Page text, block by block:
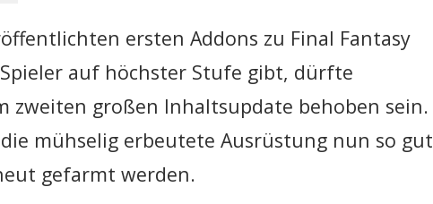
ersten Addons zu Final Fantasy
auf höchster Stufe gibt, dürfte
großen Inhaltsupdate behoben sein.
mühselig erbeutete Ausrüstung nun so gut
gefarmt werden.